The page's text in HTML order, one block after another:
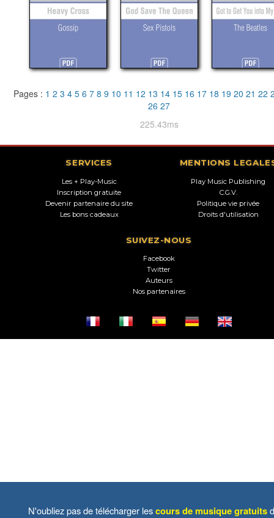
Pages : 1 2 3 4 5 6 7 8 9 10 11 12 13 14 15 16 17 18 19 20 21 22
26 27
225.43ms
SERVICES
Les + Play-Music
Inscription gratuite
Devenir partenaire du site
Les bons cadeaux
MENTIONS
Play Music Publishing
C.G.V.
Politique vie privée
Droits d'utilisation
SUIVEZ-NOUS
Facebook
Twitter
Auteurs
Nos partenaires
N'oubliez pas de télécharger lescours de musique gratuits